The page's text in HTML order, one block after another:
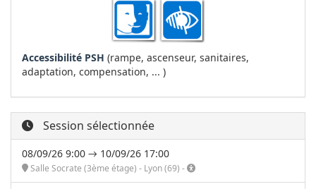
Accessibilité PSH (rampe, ascenseur, sanitaires,
adaptation, compensation, ... )
Session sélectionnée
08/09/26 9:00 → 10/09/26 17:00
Salle Socrate (3ème étage) - Lyon (69) -